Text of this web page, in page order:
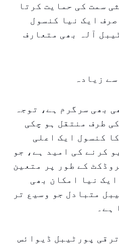
سمت کی حمایت کرتا
ایک نیا کنسول
آلہ بھی متعارف
زیادہ
بھی سرگرم ہے، توجہ
طرف منتقل ہو چکی
کنسول ایک اعلی
کرنے کی امید ہے، جو
کے طور پر متعین
نیا امکان بھی
متبادل جو وسیع تر
پورٹیبل ڈیوائس